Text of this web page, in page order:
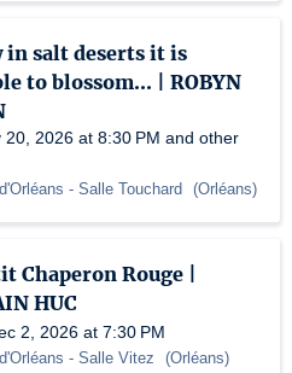
in salt deserts it is
to blossom... | ROBYN
20, 2026 at 8:30 PM and other
- Salle Touchard (Orléans)
Chaperon Rouge |
HUC
2, 2026 at 7:30 PM
- Salle Vitez (Orléans)